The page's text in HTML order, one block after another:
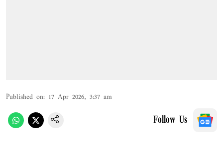
Published on: 17 Apr 2026, 3:37 am
Follow Us